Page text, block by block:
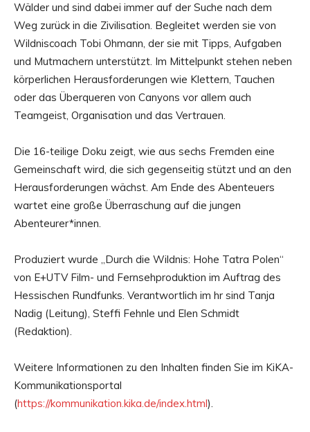
Wälder und sind dabei immer auf der Suche nach dem
Weg zurück in die Zivilisation. Begleitet werden sie von
Wildniscoach Tobi Ohmann, der sie mit Tipps, Aufgaben
und Mutmachern unterstützt. Im Mittelpunkt stehen neben
körperlichen Herausforderungen wie Klettern, Tauchen
oder das Überqueren von Canyons vor allem auch
Teamgeist, Organisation und das Vertrauen.
Die 16-teilige Doku zeigt, wie aus sechs Fremden eine
Gemeinschaft wird, die sich gegenseitig stützt und an den
Herausforderungen wächst. Am Ende des Abenteuers
wartet eine große Überraschung auf die jungen
Abenteurer*innen.
Produziert wurde „Durch die Wildnis: Hohe Tatra Polen“
von E+UTV Film- und Fernsehproduktion im Auftrag des
Hessischen Rundfunks. Verantwortlich im hr sind Tanja
Nadig (Leitung), Steffi Fehnle und Elen Schmidt
(Redaktion).
Weitere Informationen zu den Inhalten finden Sie im KiKA-
Kommunikationsportal
(https://kommunikation.kika.de/index.html).